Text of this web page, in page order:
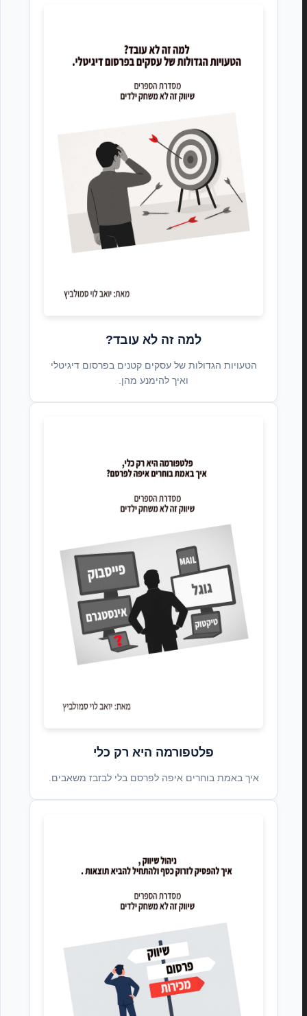
למה זה לא עובד?
הטעויות הגדולות של עסקים קטנים בפרסום דיגיטלי
ואיך להימנע מהן.
פלטפורמה היא רק כלי
איך באמת בוחרים איפה לפרסם בלי לבזבז משאבים.